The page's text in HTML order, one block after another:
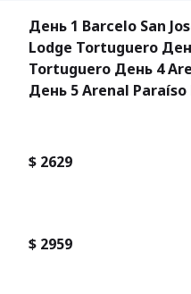
День 1 Barcelo San
Lodge Tortuguero
Tortuguero День 4
День 5 Arenal Paraíso
$ 2629
$ 2959